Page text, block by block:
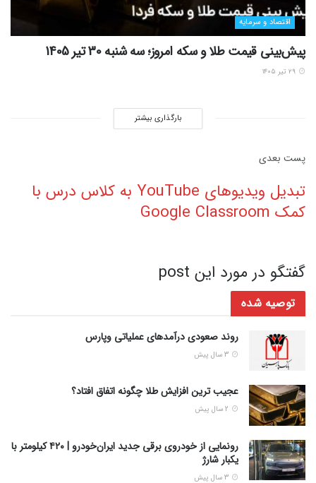
اقتصاد و سرمایه
پیش‌بینی قیمت طلا و سکه امروز؛ سه شنبه 30 تیر 1405
بارگذاری بیشتر
پست‌ بعدی
تبدیل ویدیوهای YouTube به کلاس درس با
کمک Google Classroom
گفتگو در مورد این post
توصیه شده
روند صعودی درآمدهای عملیاتی وپارس
عجیب ترین افزایش طلا چگونه اتفاق افتاد؟
رونمایی از خودروی برقی جدید ایران‌خودرو | ۴۲۰ کیلومتر با
یکبار شارژ